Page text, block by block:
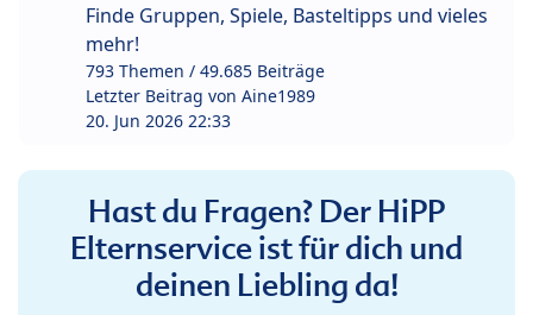
Finde Gruppen, Spiele, Basteltipps und vieles
mehr!
793 Themen / 49.685 Beiträge
Letzter Beitrag von Aine1989
20. Jun 2026 22:33
Hast du Fragen? Der HiPP
Elternservice ist für dich und
deinen Liebling da!